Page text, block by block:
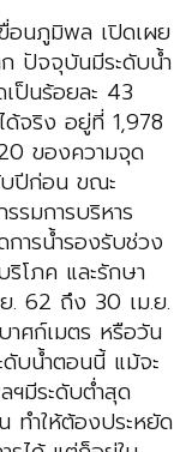
อนภูมิพล เปิดเผย
ปัจจุบันมีระดับน้ำ
ป็นร้อยละ 43
ด้จริง อยู่ที่ 1,978
ของความจุด
บปีก่อน ขณะ
รมการบริหาร
ารน้ำรองรับช่วง
โภค และรักษา
. 62 ถึง 30 เม.ย.
ศก์เมตร หรือวัน
บน้ำตอนนี้ แม้จะ
มีระดับต่ำสุด
ทำให้ต้องประหยัด